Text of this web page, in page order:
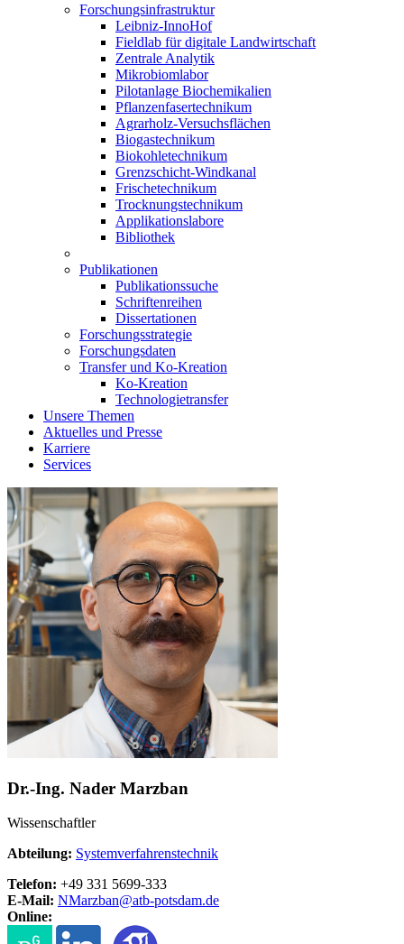
Forschungsinfrastruktur
Leibniz-InnoHof
Fieldlab für digitale Landwirtschaft
Zentrale Analytik
Mikrobiomlabor
Pilotanlage Biochemikalien
Pflanzenfasertechnikum
Agrarholz-Versuchsflächen
Biogastechnikum
Biokohletechnikum
Grenzschicht-Windkanal
Frischetechnikum
Trocknungstechnikum
Applikationslabore
Bibliothek
Publikationen
Publikationssuche
Schriftenreihen
Dissertationen
Forschungsstrategie
Forschungsdaten
Transfer und Ko-Kreation
Ko-Kreation
Technologietransfer
Unsere Themen
Aktuelles und Presse
Karriere
Services
Dr.-Ing. Nader Marzban
Wissenschaftler
Abteilung: Systemverfahrenstechnik
Telefon: +49 331 5699-333
E-Mail: NMarzban@atb-potsdam.de
Online: